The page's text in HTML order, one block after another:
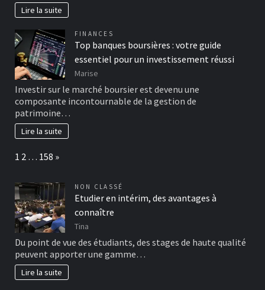
Lire la suite
FINANCES
Top banques boursières : votre guide
essentiel pour un investissement réussi
Marise
Investir sur le marché boursier est devenu une
composante incontournable de la gestion de
patrimoine…
Lire la suite
Page:
1 2 … 158 Next
»
NON CLASSÉ
Etudier en intérim, des avantages à
connaître
Tina
Du point de vue des étudiants, des stages de haute qualité
peuvent apporter une gamme…
Lire la suite